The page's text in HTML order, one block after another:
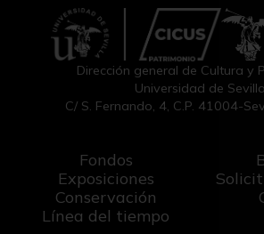
Dirección general de Cultura y
Universidad de Sevilla
C/ S. Fernando, 4, C.P. 41004-
Fondos
Exposiciones
Conservación
Línea del tiempo